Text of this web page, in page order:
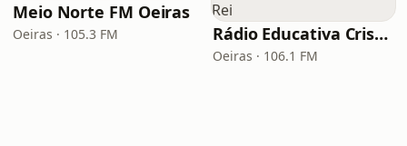
Meio Norte FM Oeiras
Oeiras · 105.3 FM Rádio Educativa Cristo Rei
Oeiras · 106.1 FM